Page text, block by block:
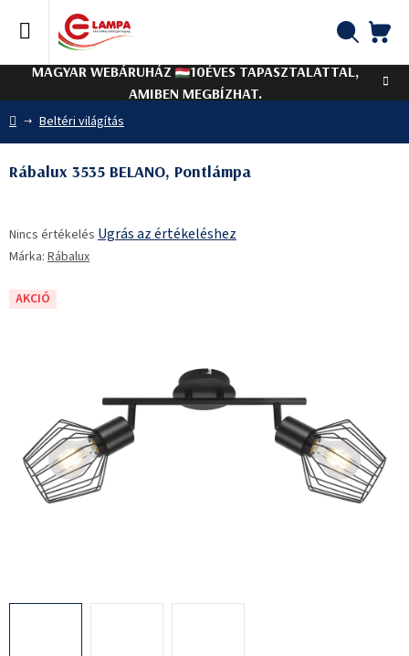
tartalomhoz
MAGYAR WEBÁRUHÁZ
10ÉVES TAPASZTALATTAL,
AMIBEN MEGBÍZHAT.
Kezdőlap
Beltéri világítás
Rábalux 3535 BELANO, Pontlámpa
termék
átlagos
5-
Nincs értékelés Ugrás az értékeléshez
Márka: Rábalux
AKCIÓ